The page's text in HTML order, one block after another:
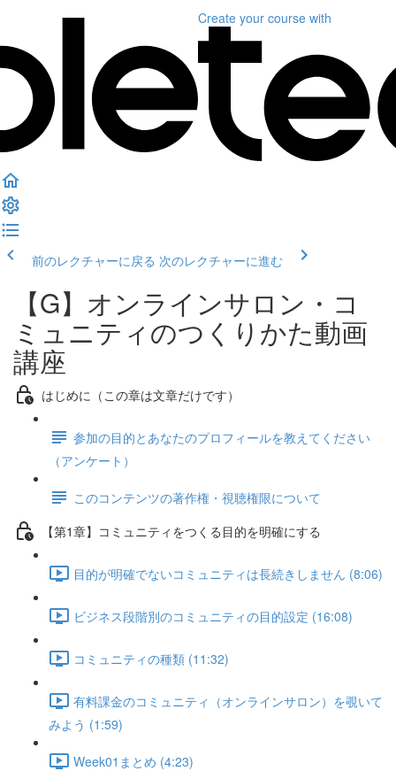
Create your course with
前のレクチャーに戻る 次のレクチャーに進む
【G】オンラインサロン・コ
ミュニティのつくりかた動画
講座
はじめに（この章は文章だけです）
参加の目的とあなたのプロフィールを教えてください
（アンケート）
このコンテンツの著作権・視聴権限について
【第1章】コミュニティをつくる目的を明確にする
目的が明確でないコミュニティは長続きしません (8:06)
ビジネス段階別のコミュニティの目的設定 (16:08)
コミュニティの種類 (11:32)
有料課金のコミュニティ（オンラインサロン）を覗いて
みよう (1:59)
Week01まとめ (4:23)